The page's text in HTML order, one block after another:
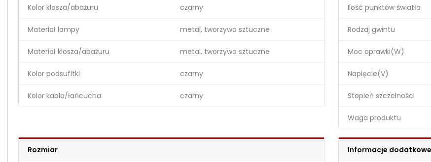
Kolor klosza/abażuru czarny
Materiał lampy metal, tworzywo sztuczne
Materiał klosza/abażuru metal, tworzywo sztuczne
Kolor podsufitki czarny
Kolor kabla/łańcucha czarny
Ilość punktów światła
Rodzaj gwintu
Moc oprawki(W)
Napięcie(V)
Stopień szczelności
Waga produktu
Rozmiar Informacje dodatkowe